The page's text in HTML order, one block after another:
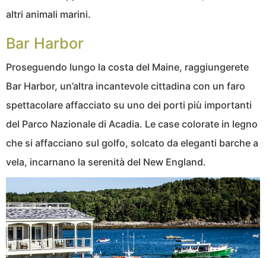
altri animali marini.
Bar Harbor
Proseguendo lungo la costa del Maine, raggiungerete
Bar Harbor, un’altra incantevole cittadina con un faro
spettacolare affacciato su uno dei porti più importanti
del Parco Nazionale di Acadia. Le case colorate in legno
che si affacciano sul golfo, solcato da eleganti barche a
vela, incarnano la serenità del New England.